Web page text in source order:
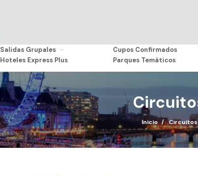
Salidas Grupales Cupos Confirmados
Hoteles Express Plus Parques Temáticos
Inicio Circuitos